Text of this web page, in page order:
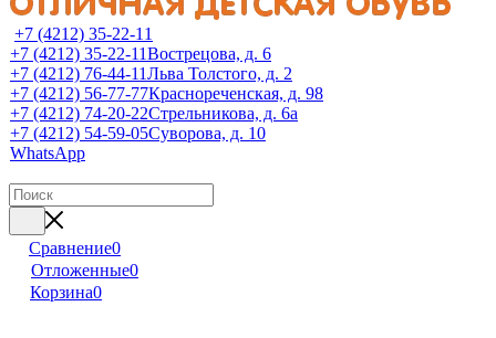
+7 (4212) 35-22-11
+7 (4212) 35-22-11Вострецова, д. 6
+7 (4212) 76-44-11Льва Толстого, д. 2
+7 (4212) 56-77-77Краснореченская, д. 98
+7 (4212) 74-20-22Стрельникова, д. 6а
+7 (4212) 54-59-05Суворова, д. 10
WhatsApp
Сравнение0
Отложенные0
Корзина0